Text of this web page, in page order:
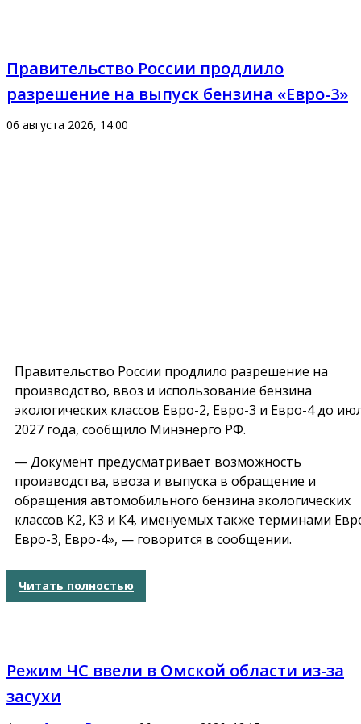
Правительство России продлило
разрешение на выпуск бензина «Евро-3»
06 августа 2026, 14:00
Правительство России продлило разрешение на
производство, ввоз и использование бензина
экологических классов Евро-2, Евро-3 и Евро-4 до
2027 года, сообщило Минэнерго РФ.
— Документ предусматривает возможность
производства, ввоза и выпуска в обращение и
обращения автомобильного бензина экологических
классов К2, К3 и К4, именуемых также терминами
Евро-3, Евро-4», — говорится в сообщении.
Читать полностью
Режим ЧС ввели в Омской области из-за
засухи